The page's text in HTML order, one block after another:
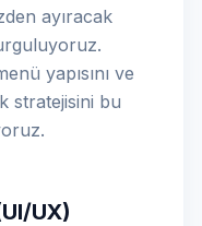
ayıracak
yapısını ve
stratejisini bu
UX)